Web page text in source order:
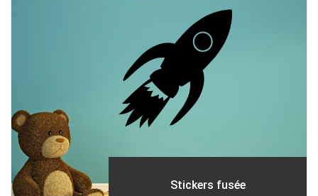
Stickers fusée